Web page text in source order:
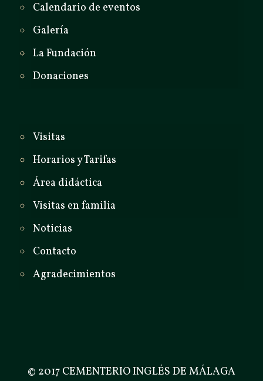
Calendario de eventos
Galería
La Fundación
Donaciones
Visitas
Horarios y Tarifas
Área didáctica
Visitas en familia
Noticias
Contacto
Agradecimientos
© 2017 CEMENTERIO INGLÉS DE MÁLAGA